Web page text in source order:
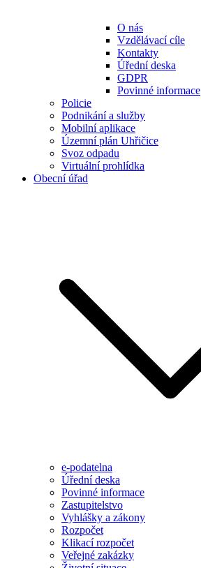
O nás
Vzdělávací cíle
Kontakty
Úřední deska
GDPR
Povinné informace
Policie
Podnikání a služby
Mobilní aplikace
Územní plán Uhřičice
Svoz odpadu
Virtuální prohlídka
Obecní úřad
e-podatelna
Úřední deska
Povinné informace
Zastupitelstvo
Vyhlášky a zákony
Rozpočet
Klikací rozpočet
Veřejné zakázky